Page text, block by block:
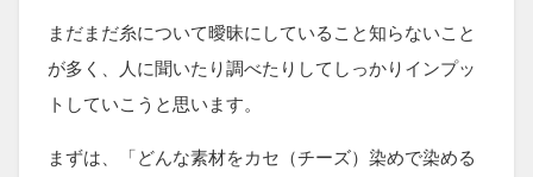
まだまだ糸について曖昧にしていること知らないこと
が多く、人に聞いたり調べたりしてしっかりインプッ
トしていこうと思います。
まずは、「どんな素材をカセ（チーズ）染めで染める